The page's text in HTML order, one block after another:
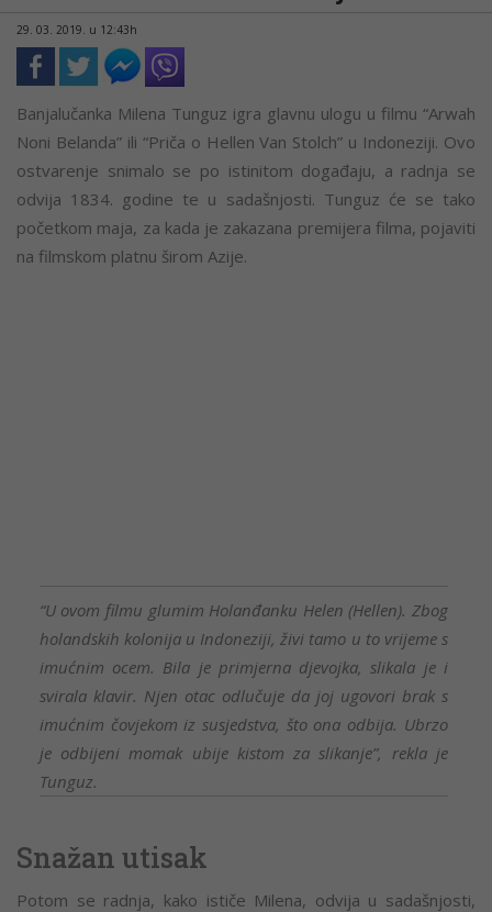
29. 03. 2019. u 12:43h
Banjalučanka Milena Tunguz igra glavnu ulogu u filmu “Arwah
Noni Belanda” ili “Priča o Hellen Van Stolch” u Indoneziji. Ovo
ostvarenje snimalo se po istinitom događaju, a radnja se
odvija 1834. godine te u sadašnjosti. Tunguz će se tako
početkom maja, za kada je zakazana premijera filma, pojaviti
na filmskom platnu širom Azije.
“U ovom filmu glumim Holanđanku Helen (Hellen). Zbog
holandskih kolonija u Indoneziji, živi tamo u to vrijeme s
imućnim ocem. Bila je primjerna djevojka, slikala je i
svirala klavir. Njen otac odlučuje da joj ugovori brak s
imućnim čovjekom iz susjedstva, što ona odbija. Ubrzo
je odbijeni momak ubije kistom za slikanje”, rekla je
Tunguz.
Snažan utisak
Potom se radnja, kako ističe Milena, odvija u sadašnjosti,